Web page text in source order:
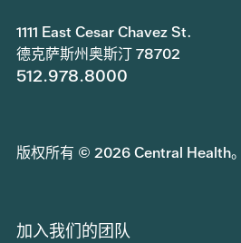
1111 East Cesar Chavez St.
德克萨斯州奥斯汀 78702
512.978.8000
版权所有 © 2026 Central Health
加入我们的团队